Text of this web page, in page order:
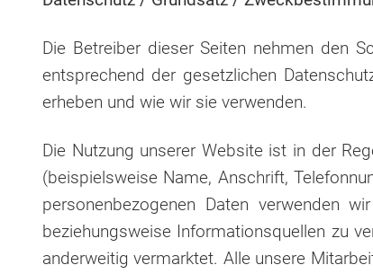
Die Betreiber dieser Seiten nehmen den
entsprechend der gesetzlichen
erheben und wie wir sie verwenden.
Die Nutzung unserer Website ist in der
(beispielsweise Name, Anschrift,
personenbezogenen Daten verwenden
beziehungsweise Informationsquellen zu
anderweitig vermarktet. Alle unsere